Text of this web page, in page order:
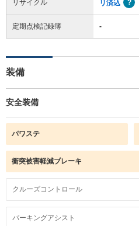
リサイクル リ済込
定期点検記録簿 -
装備
安全装備
パワステ
衝突被害軽減ブレーキ
クルーズコントロール
パーキングアシスト